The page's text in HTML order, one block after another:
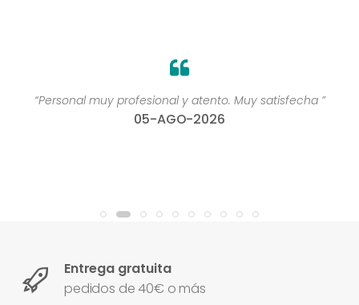
“Personal muy profesional y atento. Muy satisfecha ”
05-AGO-2026
Entrega gratuita
pedidos de 40€ o más